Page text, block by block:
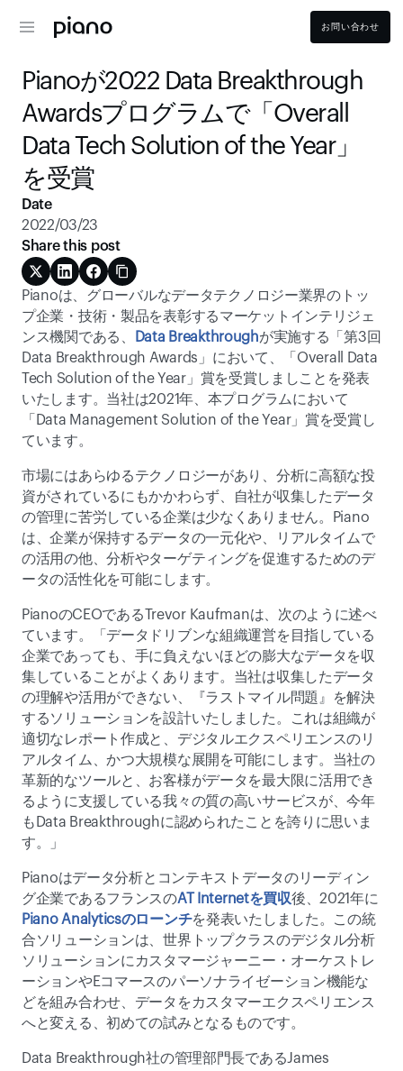
お問い合わせ
Pianoが2022 Data Breakthrough
Awardsプログラムで「Overall
Data Tech Solution of the Year」
を受賞
Pianoは、グローバルなデータテクノロジー業界のトッ
プ企業・技術・製品を表彰するマーケットインテリジェ
ンス機関である、
Data Breakthroughが実施する「第3回
Data Breakthrough Awards」において、「Overall Data
Tech Solution of the Year」賞を受賞しましことを発表
いたします。当社は2021年、本プログラムにおいて
「Data Management Solution of the Year」賞を受賞し
ています。
市場にはあらゆるテクノロジーがあり、分析に高額な投
資がされているにもかかわらず、自社が収集したデータ
の管理に苦労している企業は少なくありません。Piano
は、企業が保持するデータの一元化や、リアルタイムで
の活用の他、分析やターゲティングを促進するためのデ
ータの活性化を可能にします。
PianoのCEOであるTrevor Kaufmanは、次のように述べ
ています。「データドリブンな組織運営を目指している
企業であっても、手に負えないほどの膨大なデータを収
集していることがよくあります。当社は収集したデータ
の理解や活用ができない、『ラストマイル問題』を解決
するソリューションを設計いたしました。これは組織が
適切なレポート作成と、デジタルエクスペリエンスのリ
アルタイム、かつ大規模な展開を可能にします。当社の
革新的なツールと、お客様がデータを最大限に活用でき
るように支援している我々の質の高いサービスが、今年
もData Breakthroughに認められたことを誇りに思いま
す。」
Pianoはデータ分析とコンテキストデータのリーディン
グ企業であるフランスのAT Internetを買収後、2021年に
Piano Analyticsのローンチを発表いたしました。この統
合ソリューションは、世界トップクラスのデジタル分析
ソリューションにカスタマージャーニー・オーケストレ
ーションやEコマースのパーソナライゼーション機能な
どを組み合わせ、データをカスタマーエクスペリエンス
へと変える、初めての試みとなるものです。
Data Breakthrough社の管理部門長であるJames
Date
2022/03/23
Share this post